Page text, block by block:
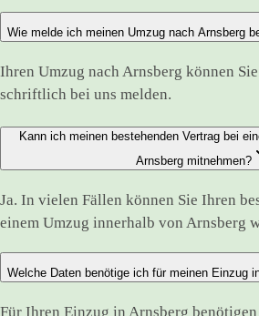
Wie melde ich meinen Umzug nach Arnsberg
Ihren Umzug nach Arnsberg können
schriftlich bei uns melden.
Kann ich meinen bestehenden Vertrag bei
Arnsberg mitnehmen?
Ja. In vielen Fällen können Sie Ihren
einem Umzug innerhalb von Arnsberg
Welche Daten benötige ich für meinen Einzug
Für Ihren Einzug in Arnsberg